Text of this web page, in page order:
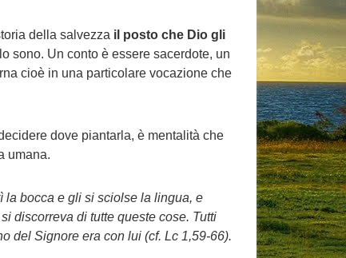
della salvezza il posto che Dio gli
sono. Un conto è essere sacerdote, un
cioè in una particolare vocazione che
dove piantarla, è mentalità che
umana.
la bocca e gli si sciolse la lingua, e
discorreva di tutte queste cose. Tutti
del Signore era con lui (cf. Lc 1,59-66).